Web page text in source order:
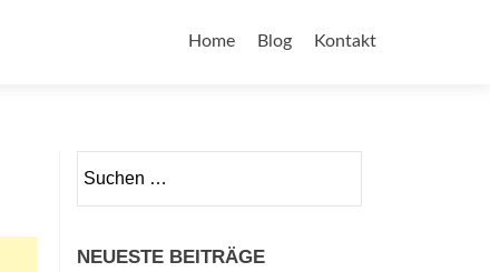
Home Blog Kontakt
NEUESTE BEITRÄGE